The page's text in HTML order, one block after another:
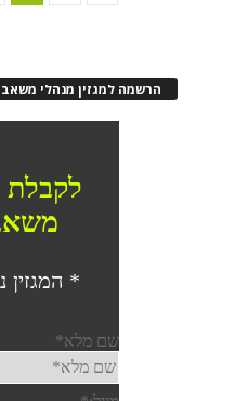
הרשמה למגזין מנהלי